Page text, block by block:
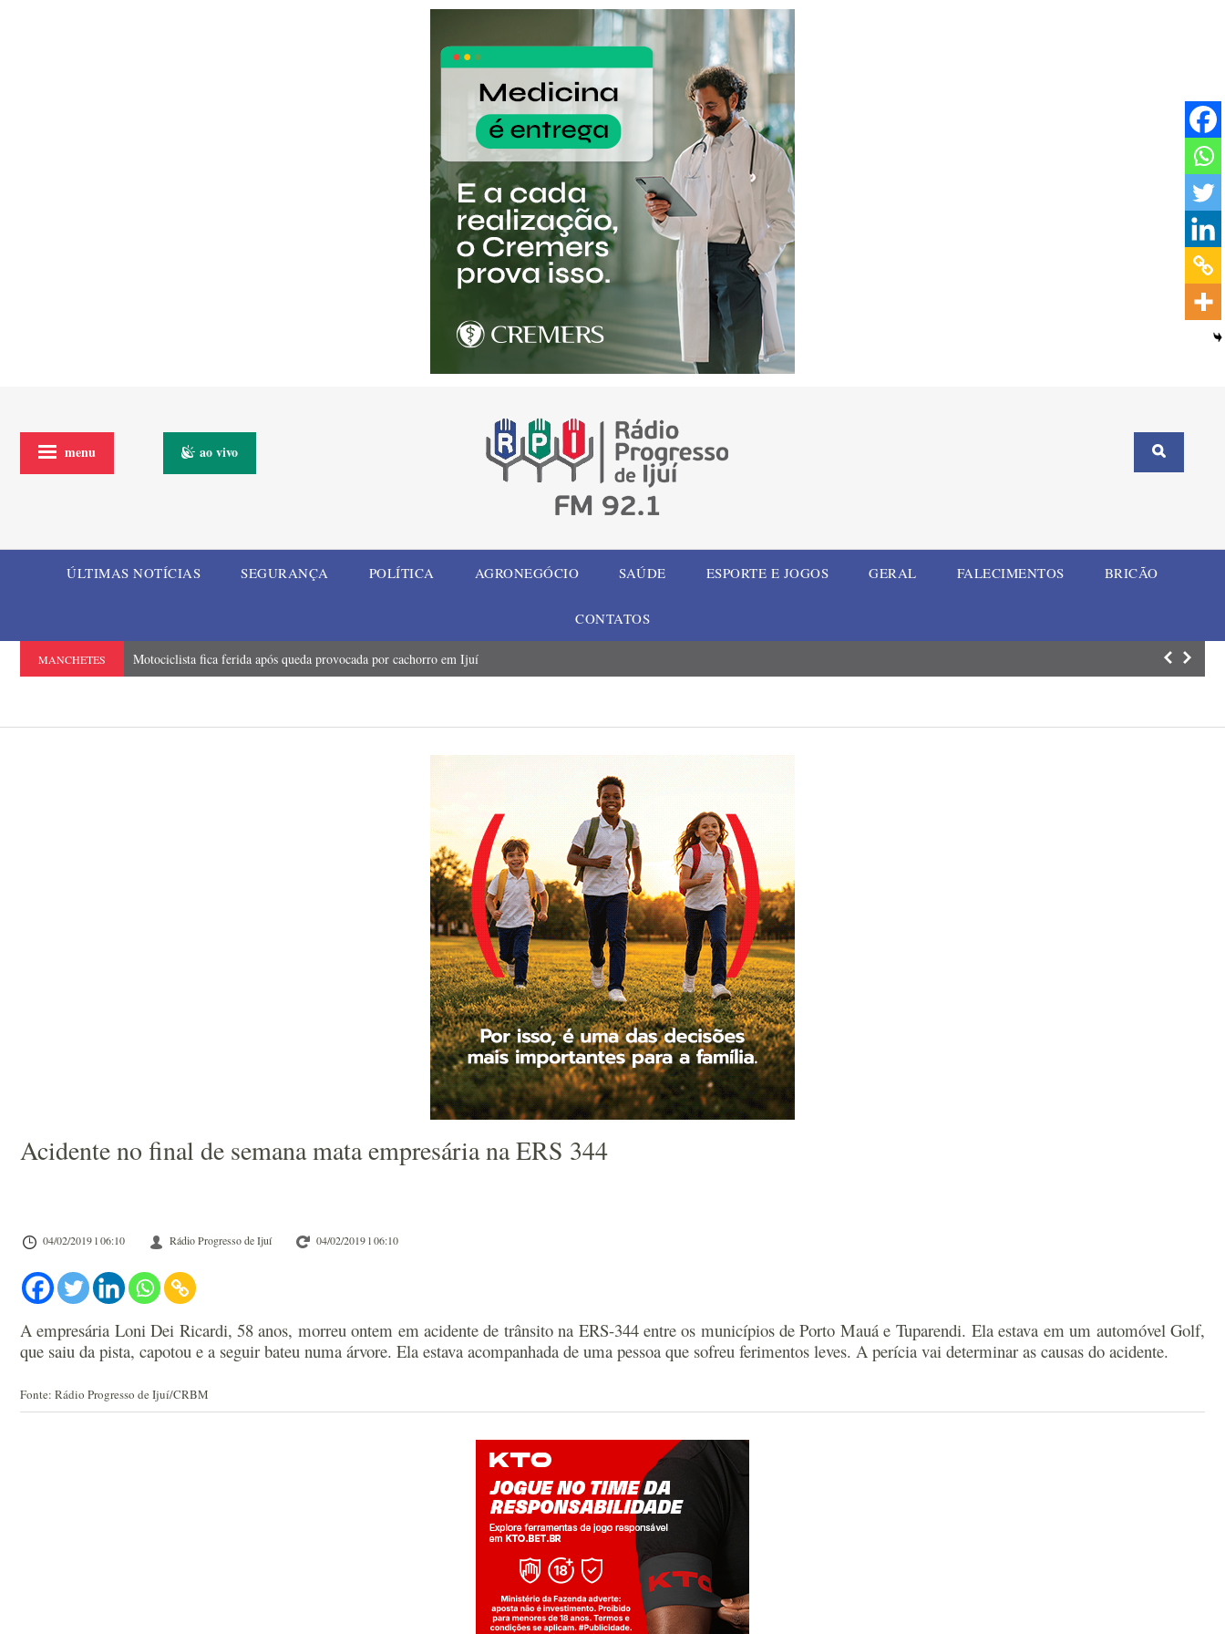
menu ao vivo
ÚLTIMAS NOTÍCIAS SEGURANÇA POLÍTICA AGRONEGÓCIO SAÚDE ESPORTE E JOGOS GERAL FALECIMENTOS BRICÃO
CONTATOS
MANCHETES Motociclista fica ferida após queda provocada por cachorro em Ijuí União
Acidente no final de semana mata empresária na ERS 344
04/02/2019 l 06:10 Rádio Progresso de Ijuí 04/02/2019 l 06:10
A empresária Loni Dei Ricardi, 58 anos, morreu ontem em acidente de trânsito na ERS-344 entre os municípios de Porto Mauá e Tuparendi.Ela estava em um automóvel Golf,
que saiu da pista, capotou e a seguir bateu numa árvore. Ela estava acompanhada de uma pessoa que sofreu ferimentos leves. A perícia vai determinar as causas do acidente.
Fonte: Rádio Progresso de Ijuí/CRBM